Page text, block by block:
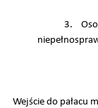
3.
Wejście do pałacu